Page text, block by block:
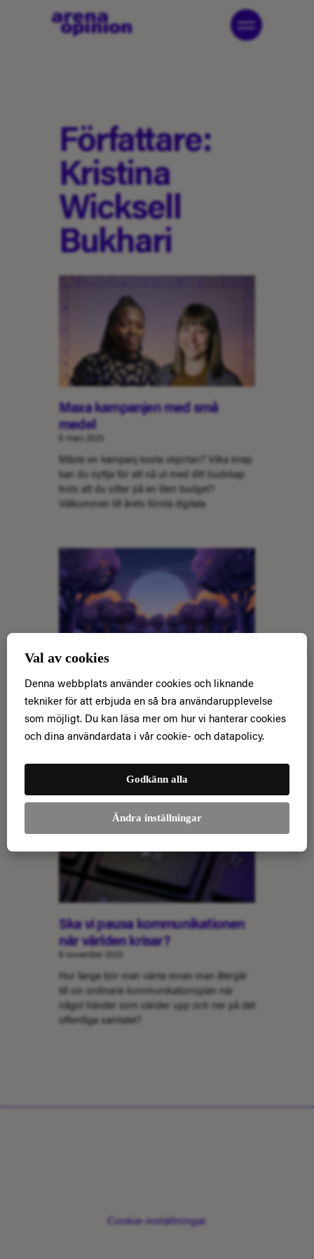
Författare:
Kristina
Wicksell
Bukhari
Maxa kampanjen med små
medel
Måste en kampanj kosta skjortan? Vilka knep
kan du nyttja för att nå ut med ditt budskap
trots att du sitter på en liten budget?
Välkommen till årets första digitala
Event i Almedalen? Här finns
arenorna
Letar ni lokal till ert Almedalsevent? Här
Ska vi pausa kommunik­ationen
när världen krisar?
Hur länge bör man vänta innan man återgår
till sin ordinarie kommunikationsplan när
något händer som vänder upp och ner på det
offentliga samtalet?
Cookie-inställningar
Val av cookies
Denna webbplats använder cookies och liknande
tekniker för att erbjuda en så bra användarupplevelse
som möjligt. Du kan läsa mer om hur vi hanterar cookies
och dina användardata i vår cookie- och datapolicy.
Godkänn alla
Ändra inställningar